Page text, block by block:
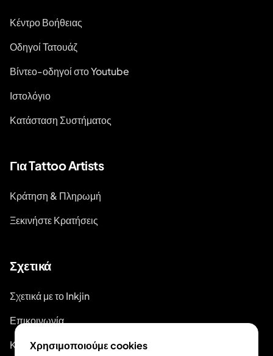
Κέντρο Βοήθειας
Οδηγοί Τατουάζ
Βίντεο-οδηγοί στο Youtube
Ιστολόγιο
Κατάσταση Συστήματος
Για Tattoo Artists
Κράτηση & Πληρωμή
Ξεκινήστε Κρατήσεις
Σχετικά
Σχετικά με το Inkjin
Επικοινωνία
Κιτ Επωνυμίας
Χρησιμοποιούμε cookies